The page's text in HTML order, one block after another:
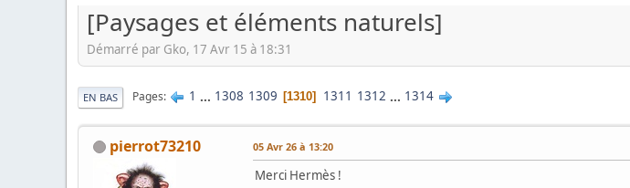
[Paysages et éléments naturels]
Démarré par Gko, 17 Avr 15 à 18:31
EN BAS Pages 1 ... 1308 1309 1310 1311 1312 ... 1314
pierrot73210 05 Avr 26 à 13:20
Merci Hermès !